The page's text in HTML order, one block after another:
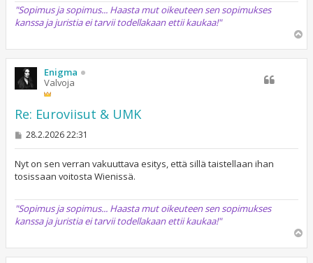
"Sopimus ja sopimus... Haasta mut oikeuteen sen sopimukses
kanssa ja juristia ei tarvii todellakaan ettii kaukaa!"
ö
Enigma
Valvoja
Re: Euroviisut & UMK
V
s
t
i
28.2.2026 22:31
Nyt on sen verran vakuuttava esitys, että sillä taistellaan ihan
tosissaan voitosta Wienissä.
"Sopimus ja sopimus... Haasta mut oikeuteen sen sopimukses
kanssa ja juristia ei tarvii todellakaan ettii kaukaa!"
ö